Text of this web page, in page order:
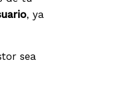
, ya
sea